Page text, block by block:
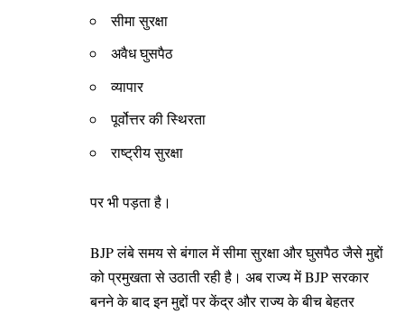
सीमा सुरक्षा
अवैध घुसपैठ
व्यापार
पूर्वोत्तर की स्थिरता
राष्ट्रीय सुरक्षा
पर भी पड़ता है।
BJP लंबे समय से बंगाल में सीमा सुरक्षा और घुसपैठ जैसे मुद्दों
को प्रमुखता से उठाती रही है। अब राज्य में BJP सरकार
बनने के बाद इन मुद्दों पर केंद्र और राज्य के बीच बेहतर